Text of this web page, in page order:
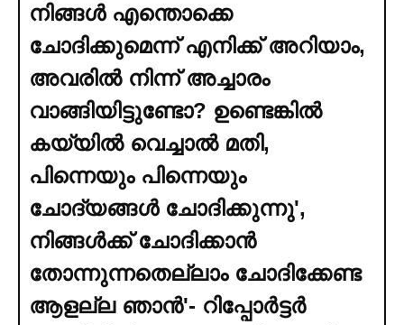
നിങ്ങള്‍ എന്തൊക്കെ
ചോദിക്കുമെന്ന് എനിക്ക് അറിയാം,
അവരില്‍ നിന്ന് അച്ചാരം
വാങ്ങിയിട്ടുണ്ടോ? ഉണ്ടെങ്കില്‍
കയ്യില്‍ വെച്ചാല്‍ മതി,
പിന്നെയും പിന്നെയും
ചോദ്യങ്ങള്‍ ചോദിക്കുന്നു',
നിങ്ങള്‍ക്ക് ചോദിക്കാൻ
തോന്നുന്നതെല്ലാം ചോദിക്കേണ്ട
ആളല്ല ഞാൻ'- റിപ്പോര്‍ട്ടര്‍